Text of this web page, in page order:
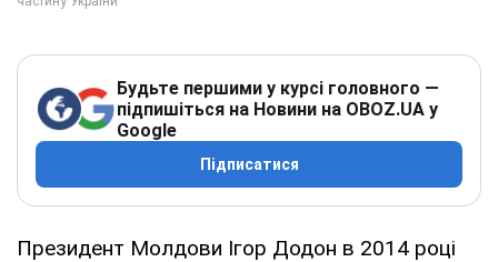
Будьте першими у курсі головного —
підпишіться на Новини на OBOZ.UA у
Google
Підписатися
Президент Молдови Ігор Додон в 2014 році